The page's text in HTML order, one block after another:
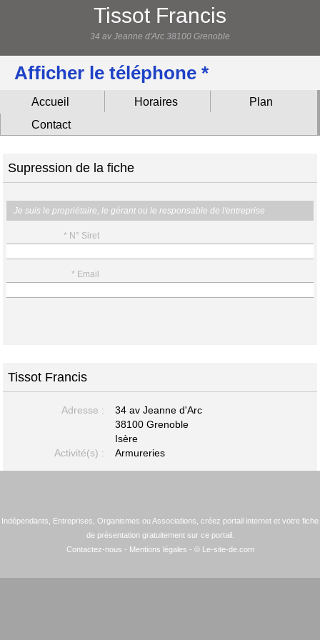
Tissot Francis
34 av Jeanne d'Arc 38100 Grenoble
Afficher le téléphone *
Accueil Horaires
Plan
Contact
Supression de la fiche
Je suis le propriétaire, le gérant ou le responsable de l'entreprise
* N° Siret
* Email
Tissot Francis
Adresse :
34 av Jeanne d'Arc
38100 Grenoble
Isère
Activité(s) :
Armureries
Indépendants, Entreprises, Organismes ou Associations, créez portail internet et votre fiche
de présentation gratuitement sur ce portail.
Contactez-nous - Mentions légales - © Le-site-de.com